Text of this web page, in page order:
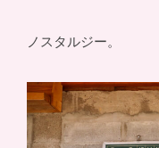
ノスタルジー。